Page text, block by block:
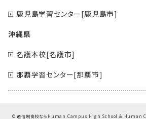
鹿児島学習センター[鹿児島市]
沖縄県
名護本校[名護市]
那覇学習センター[那覇市]
©通信制高校ならHuman Campus High School & Human